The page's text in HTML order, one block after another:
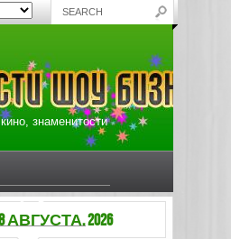
знаменитости
Все о музыке
8 АВГУСТА, 2026